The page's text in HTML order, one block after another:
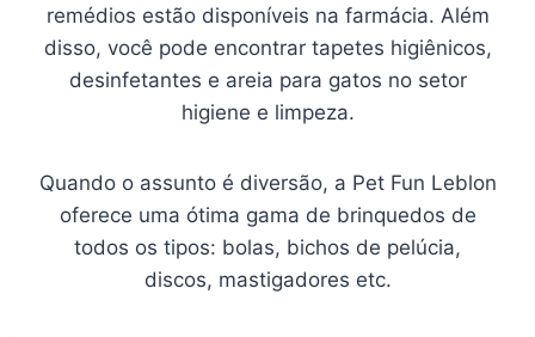
remédios estão disponíveis na farmácia. Além
disso, você pode encontrar tapetes higiênicos,
desinfetantes e areia para gatos no setor
higiene e limpeza.
Quando o assunto é diversão, a Pet Fun Leblon
oferece uma ótima gama de brinquedos de
todos os tipos: bolas, bichos de pelúcia,
discos, mastigadores etc.